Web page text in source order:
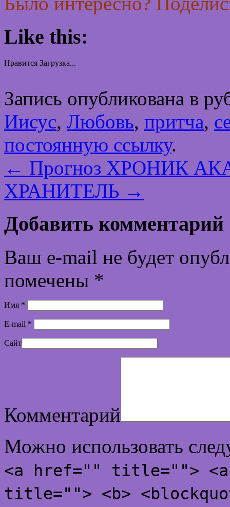
Like this:
Нравится Загрузка...
Запись опубликована в
Иисус, Любовь, притча,
постоянную ссылку.
← Прогноз ХРОНИК
ХРАНИТЕЛЬ →
Добавить комментарий
Ваш e-mail не будет
помечены *
Имя *
E-mail *
Сайт
Комментарий
Можно использовать
<a href="" title="">
title=""> <b>